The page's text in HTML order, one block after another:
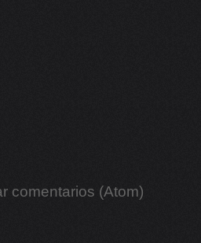
comentarios (Atom)